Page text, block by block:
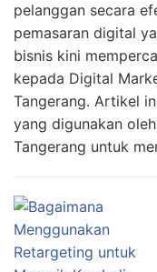
pelanggan secara
pemasaran digital
bisnis kini
kepada Digital
Tangerang. Artikel
yang digunakan
Tangerang untuk